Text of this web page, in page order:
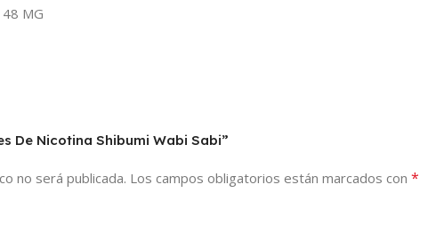
MG
De Nicotina Shibumi Wabi Sabi”
no será publicada. Los campos obligatorios están marcados con *